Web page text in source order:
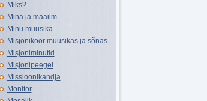
Miks?
Mina ja maailm
Minu muusika
Misjonikoor muusikas ja sõnas
Misjoniminutid
Misjonipeegel
Missioonikandja
Monitor